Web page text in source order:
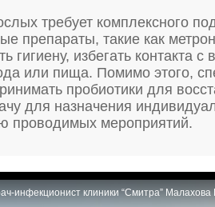
требует комплексного
препараты, такие как
гигиену, избегать контакта
или пища. Помимо этого,
пробиотики для
для назначения
проводимых мероприятий.
инфекционист клиники “Смитра”